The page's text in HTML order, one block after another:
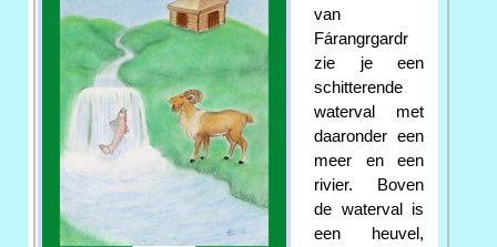
van
Fárangrgardr
zie je een
schitterende
waterval met
daaronder een
meer en een
rivier. Boven
de waterval is
een heuvel,